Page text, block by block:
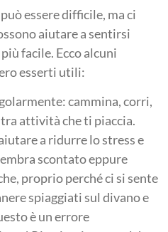
essere difficile, ma ci
aiutare a sentirsi
facile. Ecco alcuni
esserti utili:
cammina, corri,
attività che ti piaccia.
a ridurre lo stress e
scontato eppure
proprio perché ci si sente
spiaggiati sul divano e
è un errore